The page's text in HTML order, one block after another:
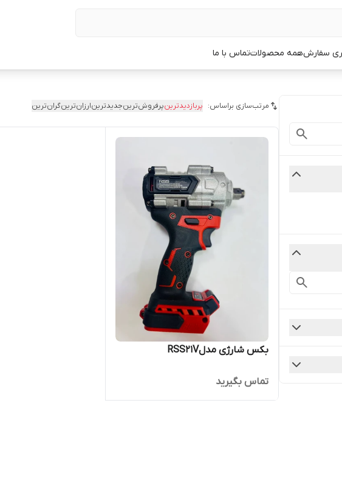
سفارشهمه محصولاتتماس با ما
مرتب‌سازی براساس: پربازدیدترینپرفروش‌ترینجدیدترینارزان‌ترینگران‌ترین
بکس شارژی مدلRSS۲۱V
تماس بگیرید